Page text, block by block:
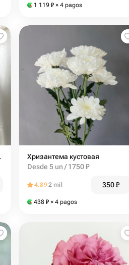
1 119 ₽ × 4 pagos
Хризантема кустовая
Desde 5 un / 1750 ₽
4.892 mil 350₽
438 ₽ × 4 pagos